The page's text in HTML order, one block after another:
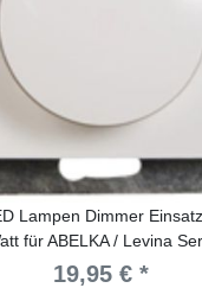
Lampen Dimmer
für ABELKA / Levina
19,95 € *